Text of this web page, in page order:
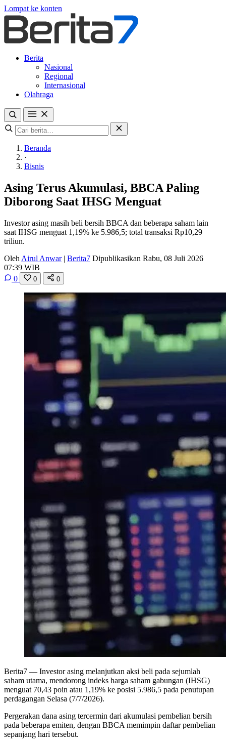
Lompat ke konten
Berita
Nasional
Regional
Internasional
Olahraga
Beranda
·
Bisnis
Asing Terus Akumulasi, BBCA Paling
Diborong Saat IHSG Menguat
Investor asing masih beli bersih BBCA dan beberapa saham lain
saat IHSG menguat 1,19% ke 5.986,5; total transaksi Rp10,29
triliun.
Oleh Airul Anwar | Berita7 Dipublikasikan Rabu, 08 Juli 2026
07:39 WIB
0
0 0
Berita7 — Investor asing melanjutkan aksi beli pada sejumlah
saham utama, mendorong indeks harga saham gabungan (IHSG)
menguat 70,43 poin atau 1,19% ke posisi 5.986,5 pada penutupan
perdagangan Selasa (7/7/2026).
Pergerakan dana asing tercermin dari akumulasi pembelian bersih
pada beberapa emiten, dengan BBCA memimpin daftar pembelian
sepanjang hari tersebut.